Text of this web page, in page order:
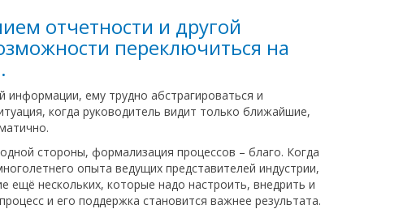
отчетности и другой
переключиться на
ему трудно абстрагироваться и
когда руководитель видит только ближайшие,
стороны, формализация процессов – благо. Когда
опыта ведущих представителей индустрии,
нескольких, которые надо настроить, внедрить и
и его поддержка становится важнее результата.